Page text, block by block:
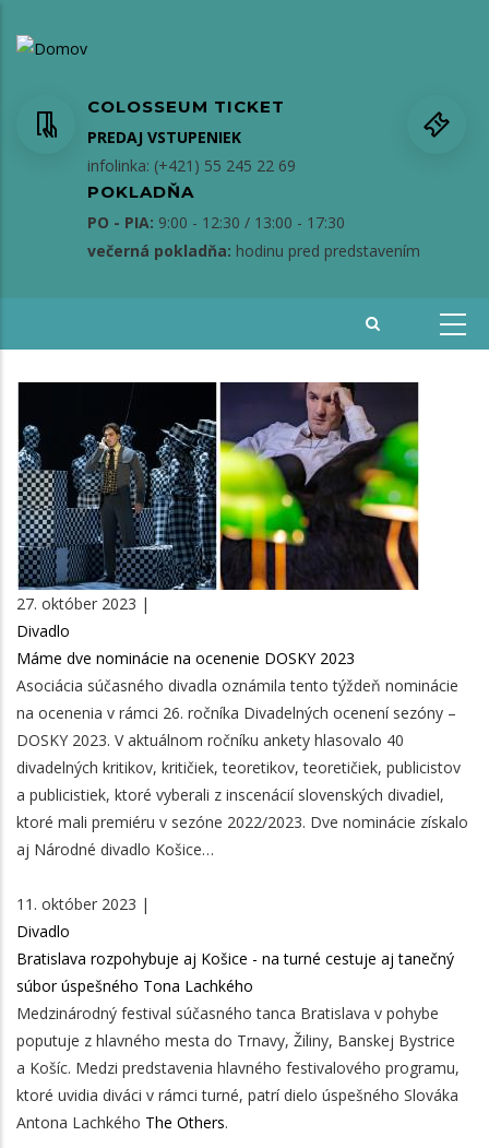
na
COLOSSEUM TICKET
PREDAJ VSTUPENIEK
infolinka: (+421) 55 245 22 69
POKLADŇA
PO - PIA: 9:00 - 12:30 / 13:00 - 17:30
večerná pokladňa: hodinu pred predstavením
27. október 2023 |
Divadlo
Máme dve nominácie na ocenenie DOSKY 2023
Asociácia súčasného divadla oznámila tento týždeň nominácie
na ocenenia v rámci 26. ročníka Divadelných ocenení sezóny –
DOSKY 2023. V aktuálnom ročníku ankety hlasovalo 40
divadelných kritikov, kritičiek, teoretikov, teoretičiek, publicistov
a publicistiek, ktoré vyberali z inscenácií slovenských divadiel,
ktoré mali premiéru v sezóne 2022/2023. Dve nominácie získalo
aj Národné divadlo Košice…
11. október 2023 |
Divadlo
Bratislava rozpohybuje aj Košice - na turné cestuje aj tanečný
súbor úspešného Tona Lachkého
Medzinárodný festival súčasného tanca Bratislava v pohybe
poputuje z hlavného mesta do Trnavy, Žiliny, Banskej Bystrice
a Košíc. Medzi predstavenia hlavného festivalového programu,
ktoré uvidia diváci v rámci turné, patrí dielo úspešného Slováka
Antona Lachkého The Others.